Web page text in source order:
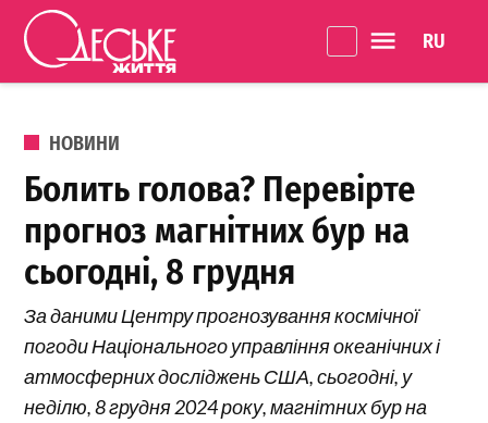
Перейти до вмісту
Життя
ОПУБЛІКОВАНО В
НОВИНИ
Болить голова? Перевірте
прогноз магнітних бур на
сьогодні, 8 грудня
За даними Центру прогнозування космічної
погоди Національного управління океанічних і
атмосферних досліджень США, сьогодні, у
неділю, 8 грудня 2024 року, магнітних бур на